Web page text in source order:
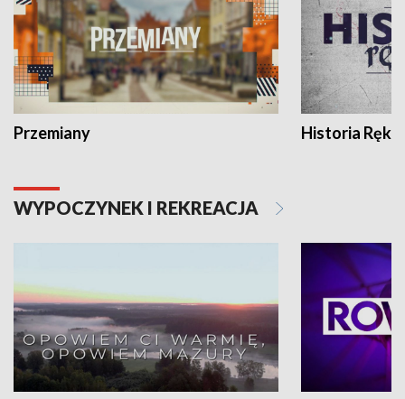
Przemiany Historia Ręką
WYPOCZYNEK I REKREACJA